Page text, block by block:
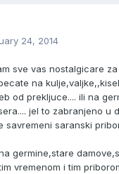
24, 2014
sve vas nostalgicare
na
od prekljuce.... ili na
jel to zabranjeno u
savremeni saranski
germine,stare
vremenom i tim